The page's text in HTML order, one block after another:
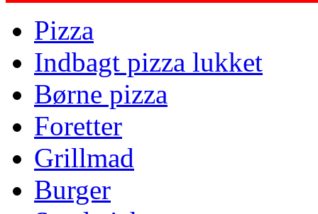
Pizza
Indbagt pizza lukket
Børne pizza
Foretter
Grillmad
Burger